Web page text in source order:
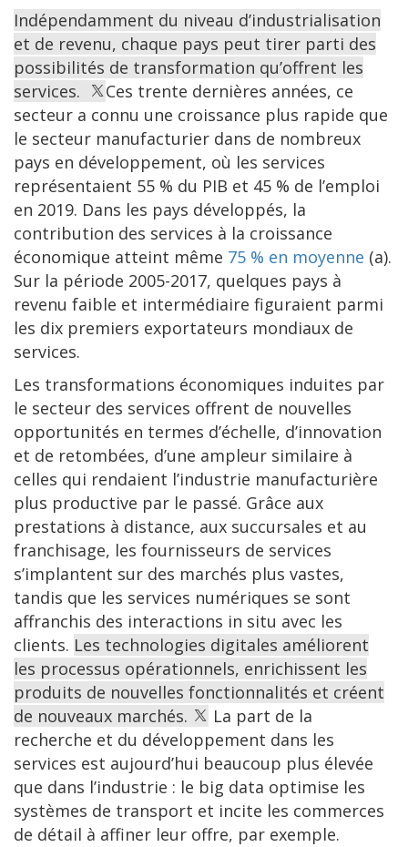
Indépendamment du niveau d’industrialisation
et de revenu, chaque pays peut tirer parti des
possibilités de transformation qu’offrent les
services.
Ces trente dernières années, ce
secteur a connu une croissance plus rapide que
le secteur manufacturier dans de nombreux
pays en développement, où les services
représentaient 55 % du PIB et 45 % de l’emploi
en 2019. Dans les pays développés, la
contribution des services à la croissance
économique atteint même 75 % en moyenne (a).
Sur la période 2005-2017, quelques pays à
revenu faible et intermédiaire figuraient parmi
les dix premiers exportateurs mondiaux de
services.
Les transformations économiques induites par
le secteur des services offrent de nouvelles
opportunités en termes d’échelle, d’innovation
et de retombées, d’une ampleur similaire à
celles qui rendaient l’industrie manufacturière
plus productive par le passé. Grâce aux
prestations à distance, aux succursales et au
franchisage, les fournisseurs de services
s’implantent sur des marchés plus vastes,
tandis que les services numériques se sont
affranchis des interactions in situ avec les
clients. Les technologies digitales améliorent
les processus opérationnels, enrichissent les
produits de nouvelles fonctionnalités et créent
de nouveaux marchés.
La part de la
recherche et du développement dans les
services est aujourd’hui beaucoup plus élevée
que dans l’industrie : le big data optimise les
systèmes de transport et incite les commerces
de détail à affiner leur offre, par exemple.